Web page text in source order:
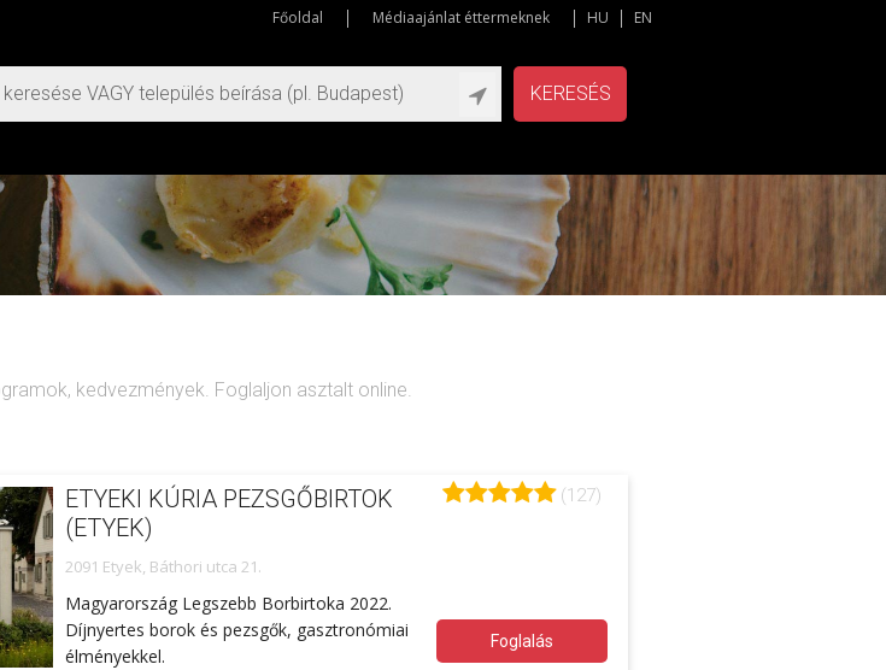
Főoldal Médiaajánlat éttermeknek HU EN
KERESÉS
kedvezmények. Foglaljon asztalt online.
ETYEKI KÚRIA PEZSGŐBIRTOK
(ETYEK)
2091 Etyek, Báthori utca 21.
Magyarország Legszebb Borbirtoka 2022.
Díjnyertes borok és pezsgők, gasztronómiai
élményekkel.
(127)
Foglalás